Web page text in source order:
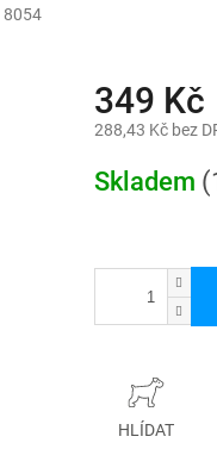
8054
349 Kč
288,43 Kč bez
cena:
Skladem
HLÍDAT